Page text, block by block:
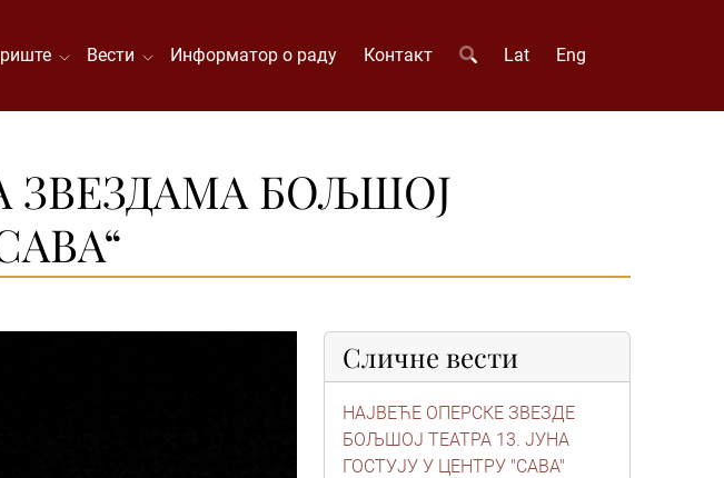
Вести Информатор о раду Контакт Lat Eng
ЗВЕЗДАМА БОЉШОЈ
Сличне вести
НАЈВЕЋЕ ОПЕРСКЕ ЗВЕЗДЕ
БОЉШОЈ ТЕАТРА 13. ЈУНА
ГОСТУЈУ У ЦЕНТРУ "САВА"